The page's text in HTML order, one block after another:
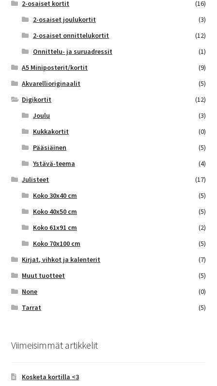
2-osaiset kortit
(16)
2-osaiset joulukortit
(3)
2-osaiset onnittelukortit
(12)
Onnittelu- ja suruadressit
(1)
A5 Miniposterit/kortit
(9)
Akvarellioriginaalit
(5)
Digikortit
(12)
Joulu
(3)
Kukkakortit
(0)
Pääsiäinen
(5)
Ystävä-teema
(4)
Julisteet
(17)
Koko 30x40 cm
(5)
Koko 40x50 cm
(5)
Koko 61x91 cm
(2)
Koko 70x100 cm
(5)
Kirjat, vihkot ja kalenterit
(7)
Muut tuotteet
(5)
None
(0)
Tarrat
(5)
Viimeisimmät artikkelit
Kosketa kortilla <3